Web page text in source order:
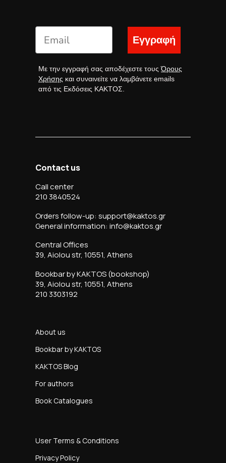
Εγγραφή
Με την εγγραφή σας αποδέχεστε τουςΌρους
Χρήσης και συναινείτε να λαμβάνετε emails
από τις Εκδόσεις ΚΑΚΤΟΣ.
Contact us
Call center
210 3840524
Orders follow-up: support@kaktos.gr
General information: info@kaktos.gr
Central Offices
39, Aiolou str, 10551, Athens
Bookbar by KAKTOS (bookshop)
39, Aiolou str, 10551, Athens
210 3303192
About us
Bookbar by KAKTOS
KAKTOS Blog
For authors
Book Catalogues
User Terms & Conditions
Privacy Policy